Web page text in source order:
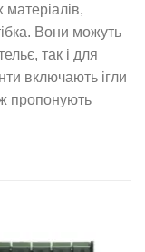
матеріалів,
Вони можуть
так і для
включають ігли
пропонують